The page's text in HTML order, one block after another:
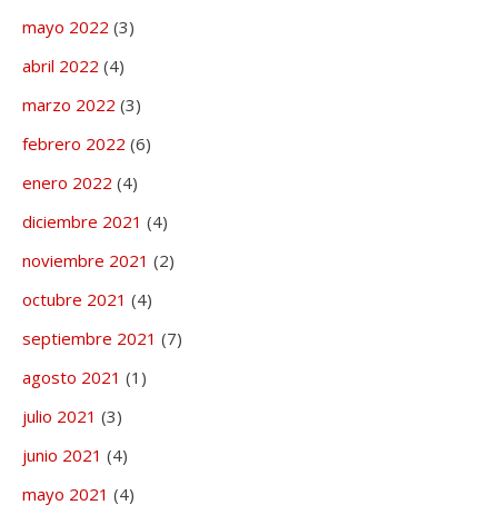
mayo 2022 (3)
abril 2022 (4)
marzo 2022 (3)
febrero 2022 (6)
enero 2022 (4)
diciembre 2021 (4)
noviembre 2021 (2)
octubre 2021 (4)
septiembre 2021 (7)
agosto 2021 (1)
julio 2021 (3)
junio 2021 (4)
mayo 2021 (4)